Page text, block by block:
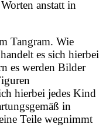
anstatt in
Tangram. Wie
es sich hierbei
es werden Bilder
hierbei jedes Kind
in
Teile wegnimmt